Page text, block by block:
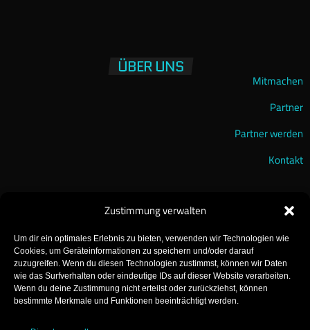
Zustimmung verwalten
Um dir ein optimales Erlebnis zu bieten, verwenden wir Technologien wie
Cookies, um Geräteinformationen zu speichern und/oder darauf
zuzugreifen. Wenn du diesen Technologien zustimmst, können wir Daten
wie das Surfverhalten oder eindeutige IDs auf dieser Website verarbeiten.
Wenn du deine Zustimmung nicht erteilst oder zurückziehst, können
bestimmte Merkmale und Funktionen beeinträchtigt werden.
ÜBER UNS
Mitmachen
Partner
Partner werden
Kontakt
GearFM – The Gearhead Radio!